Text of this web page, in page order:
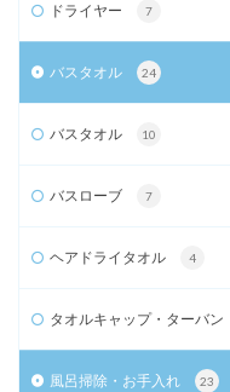
ドライヤー 7
バスタオル 24
バスタオル 10
バスローブ 7
ヘアドライタオル 4
タオルキャップ・ターバン
風呂掃除・お手入れ 23